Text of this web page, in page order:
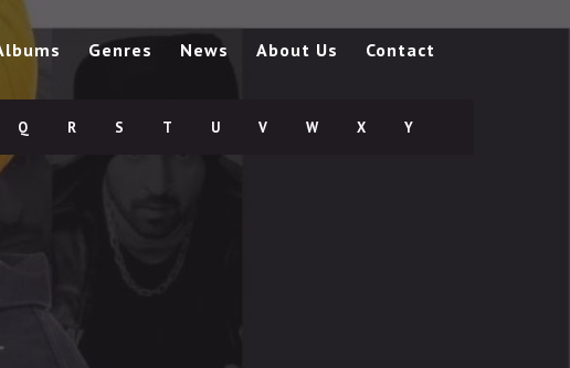
Genres News About Us Contact
Q R S T U V W X Y